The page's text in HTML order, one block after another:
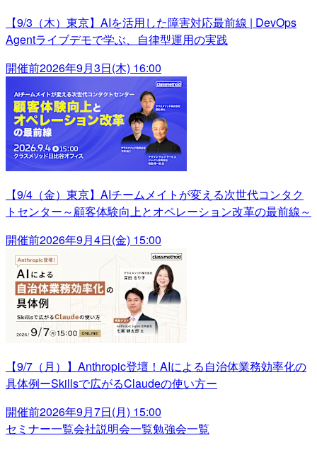
【9/3（木）東京】AIを活用した障害対応最前線 | DevOps
Agentライブデモで学ぶ、自律型運用の実践
開催前2026年9月3日(木) 16:00
【9/4（金）東京】AIチームメイトが変える次世代コンタク
トセンター～顧客体験向上とオペレーション改革の最前線～
開催前2026年9月4日(金) 15:00
【9/7（月）】Anthropic登壇！AIによる自治体業務効率化の
具体例ーSkillsで広がるClaudeの使い方ー
開催前2026年9月7日(月) 15:00
セミナー一覧会社説明会一覧勉強会一覧